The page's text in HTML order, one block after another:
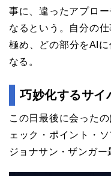
事に、違ったアプロ
なるという。自分の
極め、どの部分をAI
なる。
巧妙化するサイ
この日最後に会った
ェック・ポイント・
ジョナサン・ザンガー